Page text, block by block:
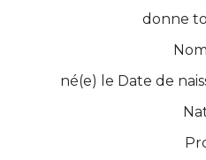
donne
Nom
né(e) le Date de